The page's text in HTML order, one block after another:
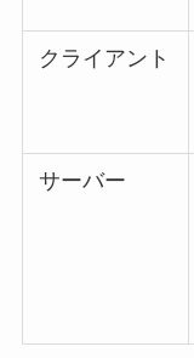
クライアント
サーバー